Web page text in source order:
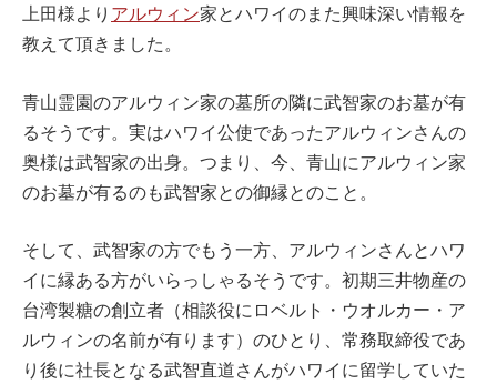
上田様より アルウィン家とハワイのまた興味深い情報を
教えて頂きました。
青山霊園のアルウィン家の墓所の隣に武智家のお墓が有
るそうです。実はハワイ公使であったアルウィンさんの
奥様は武智家の出身。つまり、今、青山にアルウィン家
のお墓が有るのも武智家との御縁とのこと。
そして、武智家の方でもう一方、アルウィンさんとハワ
イに縁ある方がいらっしゃるそうです。初期三井物産の
台湾製糖の創立者（相談役にロベルト・ウオルカー・ア
ルウィンの名前が有ります）のひとり、常務取締役であ
り後に社長となる武智直道さんがハワイに留学していた